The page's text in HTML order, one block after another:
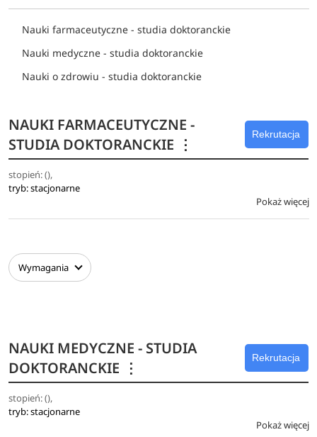
NAUKI FARMACEUTYCZNE -
STUDIA DOKTORANCKIE ⋮
Rekrutacja
stopień: (),
tryb: stacjonarne
Pokaż więcej
Wymagania
NAUKI MEDYCZNE - STUDIA
DOKTORANCKIE ⋮
Rekrutacja
stopień: (),
tryb: stacjonarne
Pokaż więcej
Nauki farmaceutyczne - studia doktoranckie
Nauki medyczne - studia doktoranckie
Nauki o zdrowiu - studia doktoranckie